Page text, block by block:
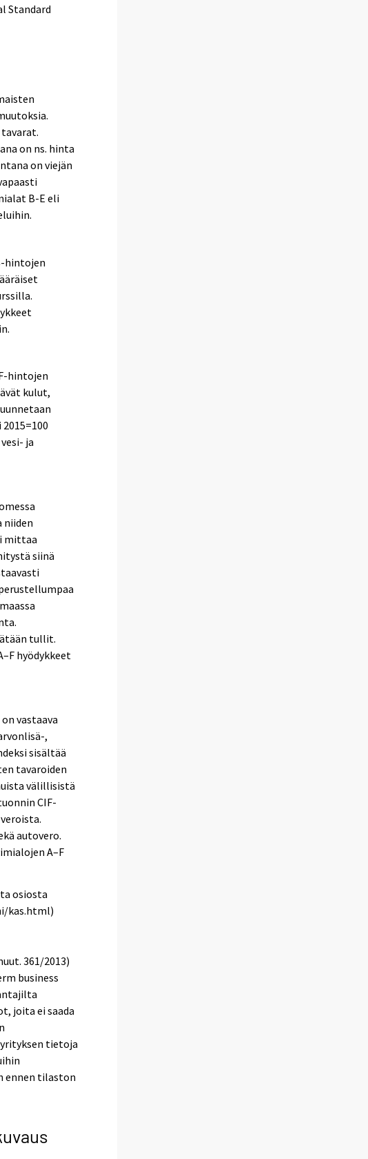
Standard
on ns. hinta
on viejän
B-E eli
hintojen
hintojen
kulut,
ja
niiden
mittaa
siinä
tullit.
hyödykkeet
vastaava
,
sisältää
tavaroiden
välillisistä
CIF-
autovero.
A–F
osiosta
kas.html)
361/2013)
business
joita ei saada
tietoja
ennen tilaston